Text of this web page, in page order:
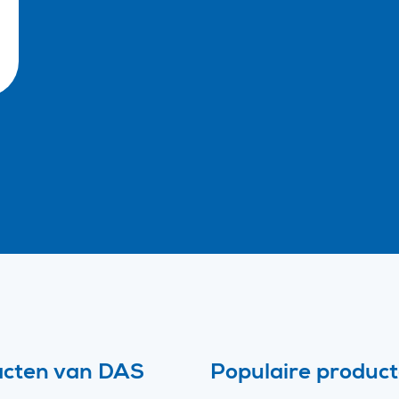
van DAS Populaire